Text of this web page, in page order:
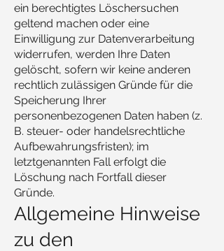
ein berechtigtes Löschersuchen
geltend machen oder eine
Einwilligung zur Datenverarbeitung
widerrufen, werden Ihre Daten
gelöscht, sofern wir keine anderen
rechtlich zulässigen Gründe für die
Speicherung Ihrer
personenbezogenen Daten haben (z.
B. steuer- oder handelsrechtliche
Aufbewahrungsfristen); im
letztgenannten Fall erfolgt die
Löschung nach Fortfall dieser
Gründe.
Allgemeine Hinweise
zu den